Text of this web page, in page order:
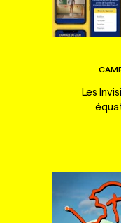
Les